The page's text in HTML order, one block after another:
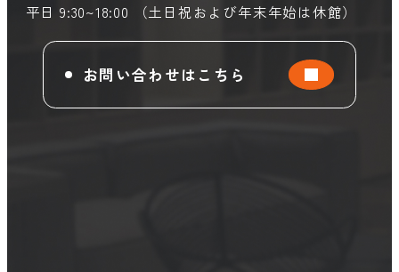
平日 9:30~18:00 （土日祝および年末年始は休館）
お問い合わせはこちら